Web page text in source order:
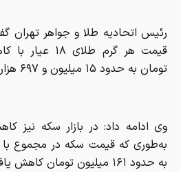
رئیس اتحادیه طلا و جواهر تهران
تومان به حدود ۱۵ میلیون و ۶۹۷ هزار تومان رسیده است.
وی ادامه داد: در بازار سکه نیز
به حدود ۱۶۱ میلیون تومان کاهش یافته است.